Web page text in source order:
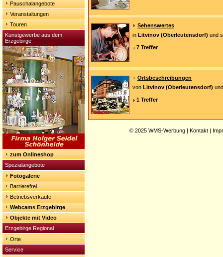
Pauschalangebote
Veranstaltungen
Touren
Kunstgewerbe aus dem
Erzgebirge
zum Onlineshop
Spezialangebote
Fotogalerie
Barrierefrei
Betriebsverkäufe
Webcams Erzgebirge
Objekte mit Video
Erzgebirge Regional
Orte
Service
Sehenswertes
in Litvinov (Oberleutensdorf) und
7 Treffer
Ortsbeschreibungen
von Litvinov (Oberleutensdorf)
1 Treffer
© 2025 WMS-Werbung | Kontakt |